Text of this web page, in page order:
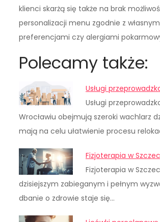
klienci skarżą się także na brak
personalizacji menu zgodnie z
preferencjami czy alergiami
Polecamy także:
Usługi
Usługi
Wrocławiu obejmują szeroki wachlarz
mają na celu ułatwienie procesu
Fizjoterapia w
Fizjoterapia w
dzisiejszym zabieganym i pełnym
dbanie o zdrowie staje się…